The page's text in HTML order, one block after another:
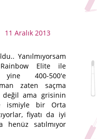
11 Aralık 2013
Yanılmıyorsam
Elite ile
400-500'e
zaten saçma
değil ama grisinin
ismiyle bir Orta
fiyatı da iyi
satılmıyor